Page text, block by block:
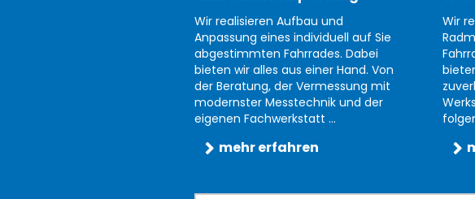
Wir realisieren Aufbau und
Anpassung eines individuell auf Sie
abgestimmten Fahrrades. Dabei
bieten wir alles aus einer Hand. Von
der Beratung, der Vermessung mit
modernster Messtechnik und der
eigenen Fachwerkstatt ...
mehr erfahren
Wir